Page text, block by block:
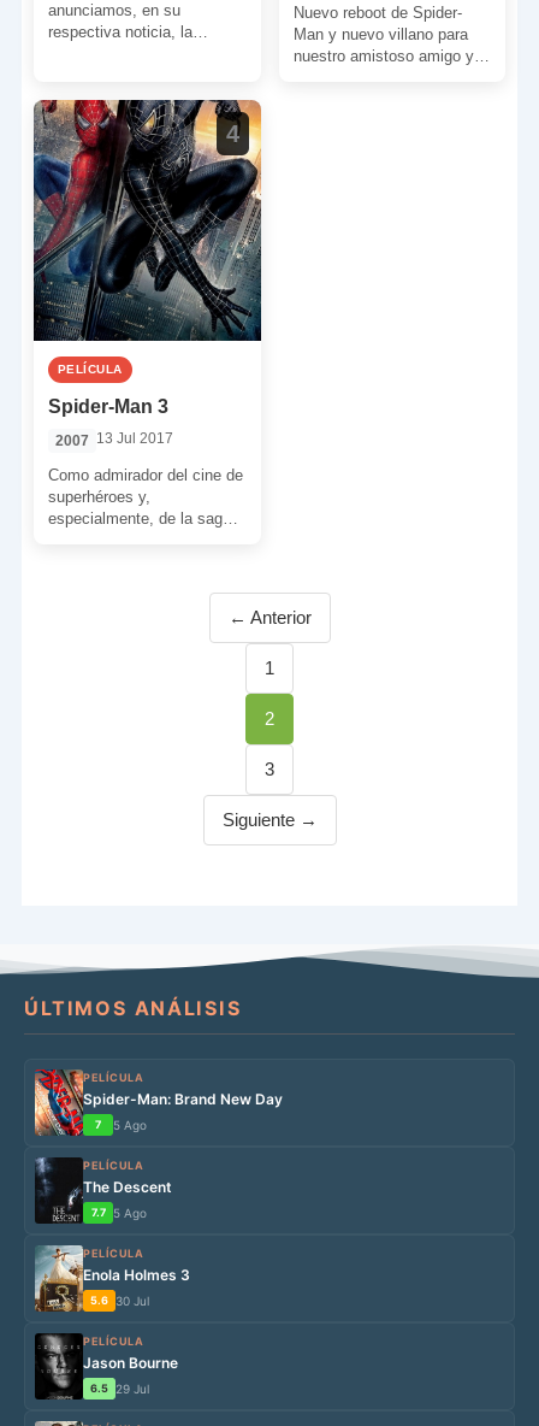
anunciamos, en su
respectiva noticia, la
emplazábamos […]
Nuevo reboot de Spider-
Man y nuevo villano para
nuestro amistoso amigo y
4
PELÍCULA
Spider-Man 3
2007 13 Jul 2017
Como admirador del cine de
superhéroes y,
especialmente, de la saga
← Anterior
Página
1
Página
2
Página
3
Siguiente →
ÚLTIMOS ANÁLISIS
PELÍCULA
Spider-Man: Brand New Day
7 5 Ago
PELÍCULA
The Descent
7.7 5 Ago
PELÍCULA
Enola Holmes 3
5.6 30 Jul
PELÍCULA
Jason Bourne
6.5 29 Jul